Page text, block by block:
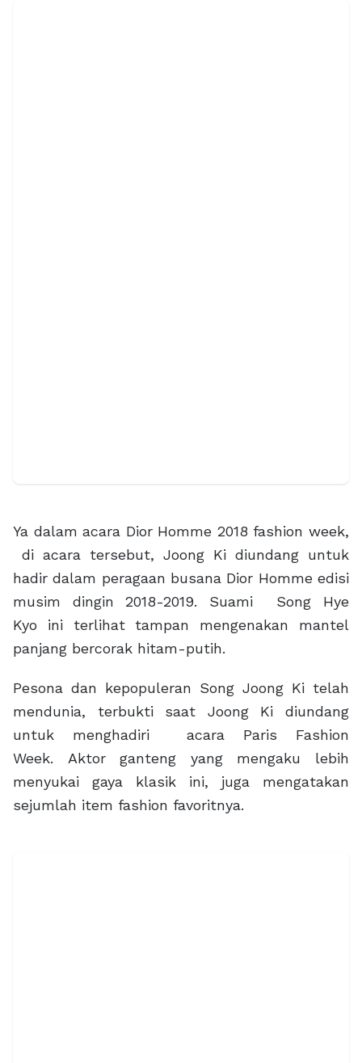
Ya dalam acara Dior Homme 2018 fashion week,
di acara tersebut, Joong Ki diundang untuk
hadir dalam peragaan busana Dior Homme edisi
musim dingin 2018-2019. Suami Song Hye
Kyo ini terlihat tampan mengenakan mantel
panjang bercorak hitam-putih.
Pesona dan kepopuleran Song Joong Ki telah
mendunia, terbukti saat Joong Ki diundang
untuk menghadiri acara Paris Fashion
Week. Aktor ganteng yang mengaku lebih
menyukai gaya klasik ini, juga mengatakan
sejumlah item fashion favoritnya.